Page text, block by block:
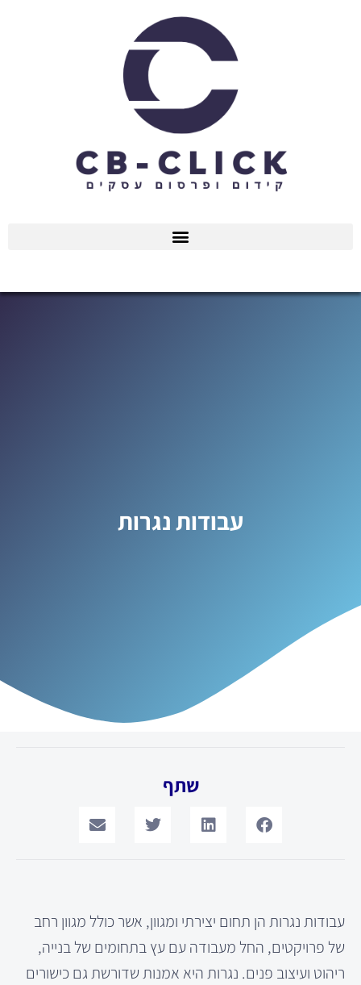
עבודות נגרות
שתף
עבודות נגרות הן תחום יצירתי ומגוון, אשר כולל מגוון רחב
של פרויקטים, החל מעבודה עם עץ בתחומים של בנייה,
ריהוט ועיצוב פנים. נגרות היא אמנות שדורשת גם כישורים